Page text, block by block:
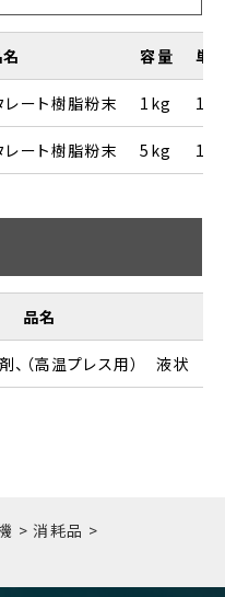
容量 単
レート樹脂粉末 1kg 1箱
レート樹脂粉末 5kg 1箱
品名
、（高温プレス用） 液状
>消耗品 >